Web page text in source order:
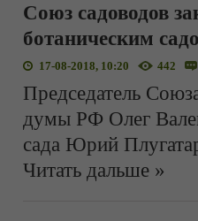
Союз садоводов
ботаническим
17-08-2018, 10:20 442
Председатель
думы РФ Олег
сада Юрий
Читать дальше »